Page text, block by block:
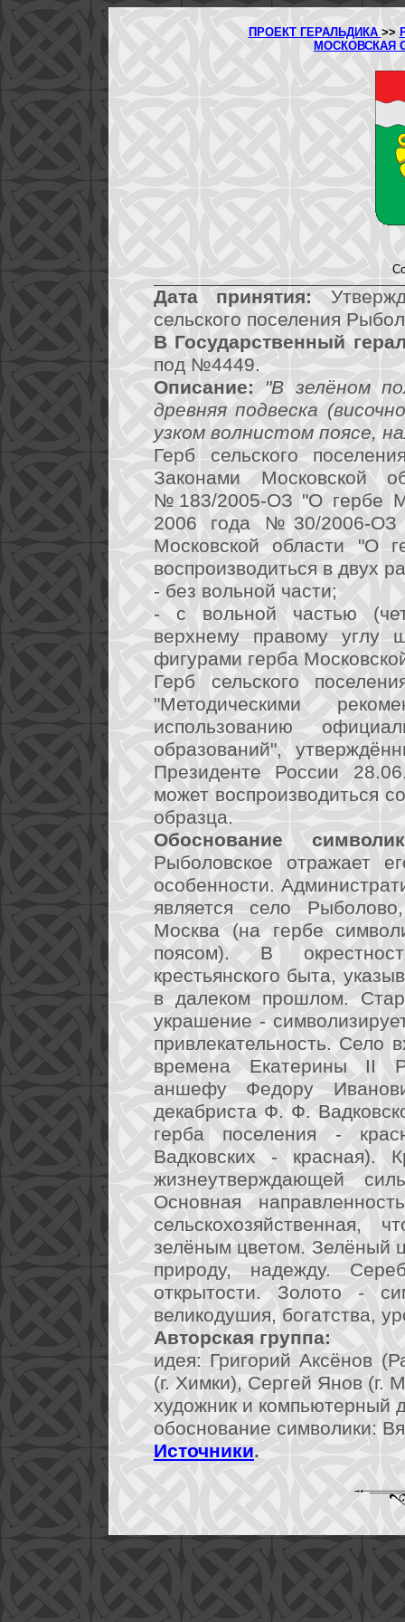
ПРОЕКТ ГЕРАЛЬДИКА >>
МОСКОВСКАЯ
Дата принятия:
сельского поселения
В Государственный
под №4449.
Описание:
"В зелёном
древняя подвеска
узком волнистом поясе,
Герб сельского
Законами Московской
№183/2005-ОЗ "О гербе
2006 года №30/2006-ОЗ
Московской области "О
воспроизводиться в двух
- без вольной части;
- с вольной частью
верхнему правому углу
фигурами герба
Герб сельского
"Методическими
использованию
образований",
Президенте России
может воспроизводиться
образца.
Обоснование
Рыболовское отражает
особенности.
является село
Москва (на гербе
поясом). В
крестьянского быта,
в далеком прошлом.
украшение -
привлекательность. Село
времена Екатерины II
аншефу Федору
декабриста Ф. Ф.
герба поселения -
Вадковских - красная).
жизнеутверждающей
Основная
зелёным цветом. Зелёный
природу, надежду.
открытости. Золото -
великодушия, богатства,
Авторская группа:
идея: Григорий Аксёнов
(г. Химки), Сергей Янов (г.
художник и компьютерный
обоснование символики:
Источники.